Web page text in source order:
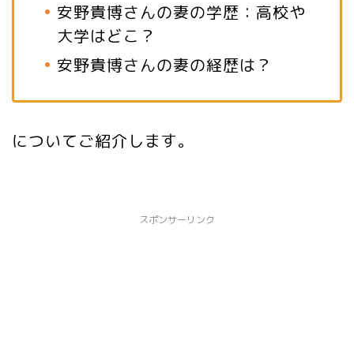
安野貴博さんの妻の学歴：高校や
大学はどこ？
安野貴博さんの妻の経歴は？
についてご紹介します。
スポンサーリンク